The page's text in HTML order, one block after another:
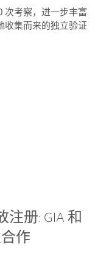
次考察，进一步丰富
收集而来的独立验证
注册: GIA 和
作